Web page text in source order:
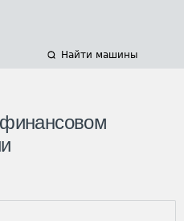
Найти машины